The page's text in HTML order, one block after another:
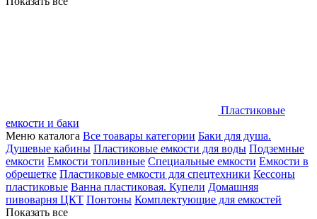
Пластиковые
емкости и баки
Меню каталога Все тоавары категории Баки для душа.
Душевые кабины Пластиковые емкости для воды Подземные
емкости Емкости топливные Специальные емкости Емкости в
обрешетке Пластиковые емкости для спецтехники Кессоны
пластиковые Ванна пластиковая. Купели Домашняя
пивоварня ЦКТ Понтоны Комплектующие для емкостей
Показать все